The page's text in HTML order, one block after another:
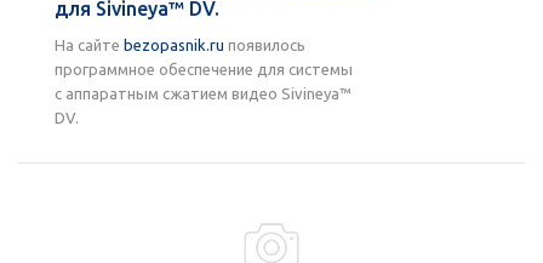
для Sivineya™ DV.
На сайте bezopasnik.ru появилось
программное обеспечение для системы
с аппаратным сжатием видео Sivineya™
DV.